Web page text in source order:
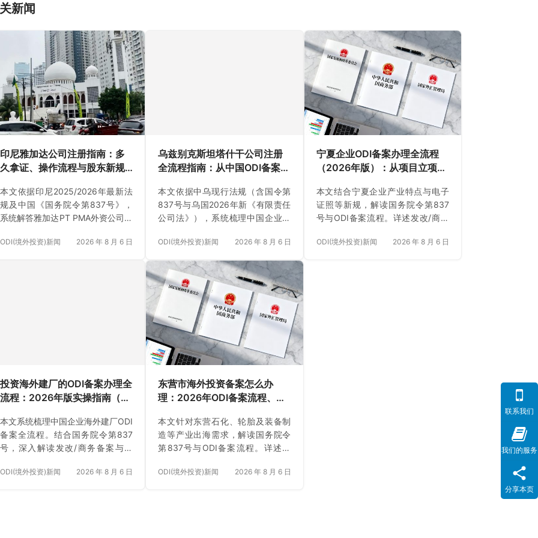
新闻
印尼雅加达公司注册指南：多
久拿证、操作流程与股东新规
规靠谱代办中介推荐）
本文依据印尼2025/2026年最新法
规及中国《国务院令第837号》，
系统解答雅加达PT PMA外资公司设
级、100亿投资额与25亿实缴资本
ODI(境外投资)新闻 2026 年 8 月 6 日
乌兹别克斯坦塔什干公司注册
全流程指南：从中国ODI备案到
成功案例与正规靠谱代办中介
推荐）
本文依据中乌现行法规（含国令第
837号与乌国2026年新《有限责任
公司法》），系统梳理中国企业在
ODI备案、海牙认证、PINFL与电子
合规，并深度解析安永国际跨境合
规圈与阿布萨黑集团战略合作下的
“中乌双端合规闭环”实操案例与落地
ODI(境外投资)新闻 2026 年 8 月 6 日
宁夏企业ODI备案办理全流程
（2026年版）：从项目立项、
材料清单及成功案例与正规靠
谱代办中介推荐）
本文结合宁夏企业产业特点与电子
证照等新规，解读国务院令第837
号与ODI备案流程。详述发改/商务
并解析安永国际跨境合规圈全流程
ODI(境外投资)新闻 2026 年 8 月 6 日
投资海外建厂的ODI备案办理全
流程：2026年版实操指南（附
谱代办中介推荐）
本文系统梳理中国企业海外建厂ODI
备案全流程。结合国务院令第837
号，深入解读发改/商务备案与核
及变更报告要点，并解析安永国际
ODI(境外投资)新闻 2026 年 8 月 6 日
东营市海外投资备案怎么办
理：2026年ODI备案流程、材
成功案例与正规靠谱代办中介
推荐）
本文针对东营石化、轮胎及装备制
造等产业出海需求，解读国务院令
第837号与ODI备案流程。详述发
要点，并解析安永国际跨境合规圈
ODI(境外投资)新闻 2026 年 8 月 6 日
联系我们
我们的服务
分享本页